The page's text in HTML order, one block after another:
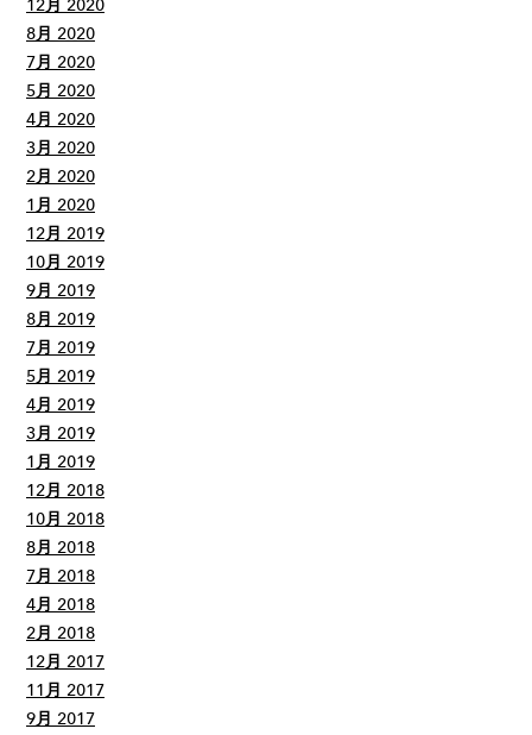
12月 2020
8月 2020
7月 2020
5月 2020
4月 2020
3月 2020
2月 2020
1月 2020
12月 2019
10月 2019
9月 2019
8月 2019
7月 2019
5月 2019
4月 2019
3月 2019
1月 2019
12月 2018
10月 2018
8月 2018
7月 2018
4月 2018
2月 2018
12月 2017
11月 2017
9月 2017